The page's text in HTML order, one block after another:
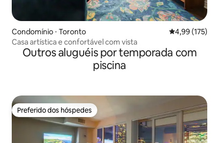
Condomínio ⋅ Toronto 4,99 de uma
4,99 (175)
Casa artística e confortável com vista
Outros aluguéis por temporada com
piscina
Preferido dos hóspedes
Preferido dos hóspedes